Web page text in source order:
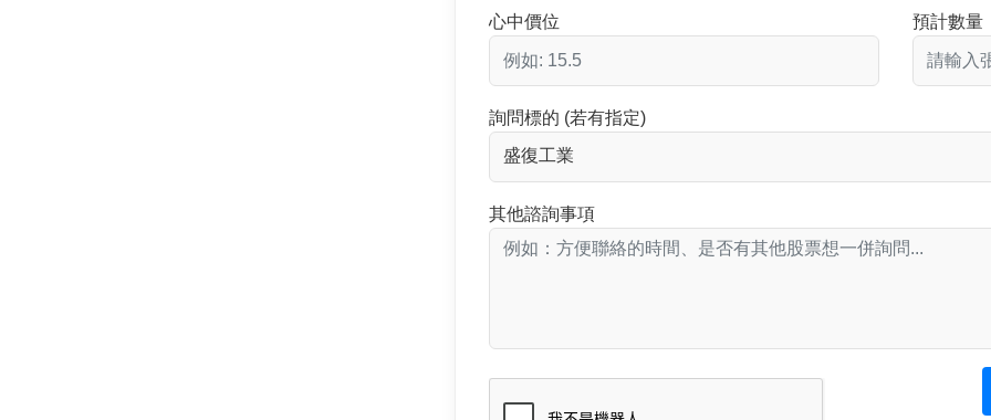
心中價位 預計數量
詢問標的 (若有指定)
其他諮詢事項